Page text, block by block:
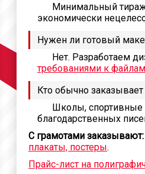
Минимальный
экономически
Нужен ли готовый
Нет. Разработаем
требованиями к файлам
Кто обычно
Школы, спортивные
благодарственных
С грамотами заказывают:
плакаты, постеры.
Прайс-лист на